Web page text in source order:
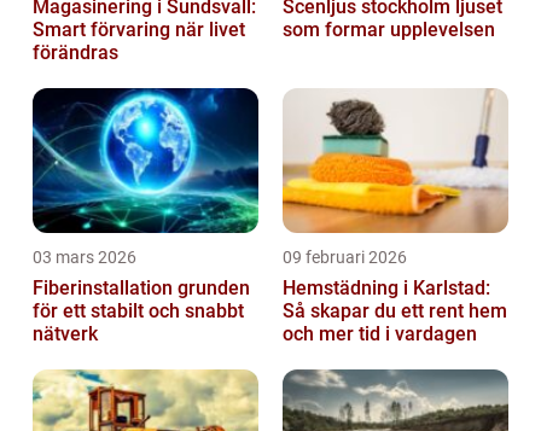
Magasinering i Sundsvall:
Smart förvaring när livet
förändras
Scenljus stockholm ljuset
som formar upplevelsen
03 mars 2026
Fiberinstallation grunden
för ett stabilt och snabbt
nätverk
09 februari 2026
Hemstädning i Karlstad:
Så skapar du ett rent hem
och mer tid i vardagen